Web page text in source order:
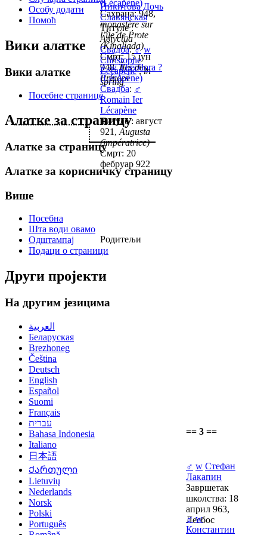
(Lécapène)
Сахрана: 948,
monastère sur
l’île de Prote
(Kinaliada)
Смрт: 15 јун
948,Îles des
Princes
Никитова Дочь
Славянская
Титуле :
Августа
Свадба:♂ w
Christophe
Lécapène,in
spring
♀ w Théodora ?
(Lécapène)
Свадба: ♂
Romain Ier
Lécapène
Титуле : август
921, Augusta
(impératrice)
Смрт: 20
фебруар 922
Родитељи
== 3 ==
♂ w Стефан
Лакапин
Завршетак
школства: 18
април 963,
Лесбос
♂ w
Константин
Особу додати
Помоћ
Вики алатке
Вики алатке
Посебне странице
Алатке за страницу
Алатке за страницу
Алатке за корисничку страницу
Више
Посебна
Шта води овамо
Одштампај
Подаци о страници
Други пројекти
На другим језицима
العربية
Беларуская
Brezhoneg
Čeština
Deutsch
English
Español
Suomi
Français
עברית
Bahasa Indonesia
Italiano
日本語
Ქართული
Lietuvių
Nederlands
Norsk
Polski
Português